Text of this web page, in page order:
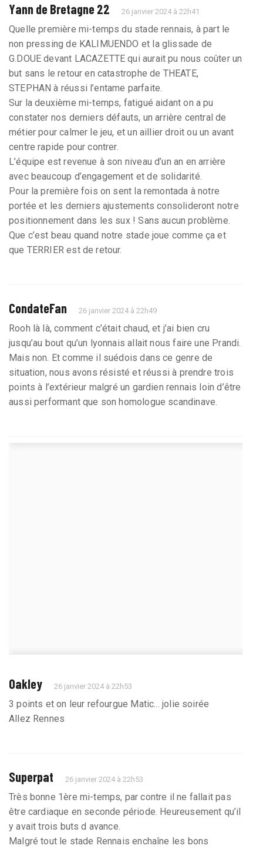
Yann de Bretagne 22 26 janvier 2024 à 22h41
Quelle première mi-temps du stade rennais, à part le
non pressing de KALIMUENDO et la glissade de
G.DOUE devant LACAZETTE qui aurait pu nous coûter un
but sans le retour en catastrophe de THEATE,
STEPHAN à réussi l’entame parfaite.
Sur la deuxième mi-temps, fatigué aidant on a pu
constater nos derniers défauts, un arrière central de
métier pour calmer le jeu, et un aillier droit ou un avant
centre rapide pour contrer.
L’équipe est revenue à son niveau d’un an en arrière
avec beaucoup d’engagement et de solidarité.
Pour la première fois on sent la remontada à notre
portée et les derniers ajustements consolideront notre
positionnement dans les sux ! Sans aucun problème.
Que c’est beau quand notre stade joue comme ça et
que TERRIER est de retour.
CondateFan 26 janvier 2024 à 22h49
Rooh là là, comment c’était chaud, et j’ai bien cru
jusqu’au bout qu’un lyonnais allait nous faire une Prandi.
Mais non. Et comme il suédois dans ce genre de
situation, nous avons résisté et réussi à prendre trois
points à l’extérieur malgré un gardien rennais loin d’être
aussi performant que son homologue scandinave.
Oakley 26 janvier 2024 à 22h53
3 points et on leur refourgue Matic... jolie soirée
Allez Rennes
Superpat 26 janvier 2024 à 22h53
Très bonne 1ère mi-temps, par contre il ne fallait pas
être cardiaque en seconde période. Heureusement qu’il
y avait trois buts d avance.
Malgré tout le stade Rennais enchaîne les bons